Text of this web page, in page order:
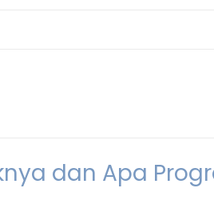
dan Apa